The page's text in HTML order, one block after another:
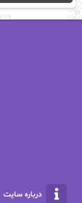
اریک مورگنشترن
الناز محمدی
درباره سایت